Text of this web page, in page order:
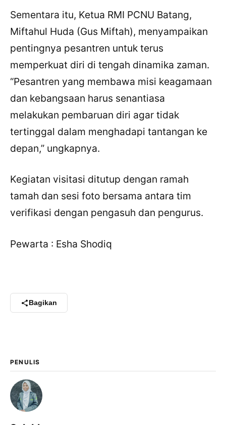
Sementara itu, Ketua RMI PCNU Batang,
Miftahul Huda (Gus Miftah), menyampaikan
pentingnya pesantren untuk terus
memperkuat diri di tengah dinamika zaman.
“Pesantren yang membawa misi keagamaan
dan kebangsaan harus senantiasa
melakukan pembaruan diri agar tidak
tertinggal dalam menghadapi tantangan ke
depan,” ungkapnya.
Kegiatan visitasi ditutup dengan ramah
tamah dan sesi foto bersama antara tim
verifikasi dengan pengasuh dan pengurus.
Pewarta : Esha Shodiq
Bagikan
PENULIS